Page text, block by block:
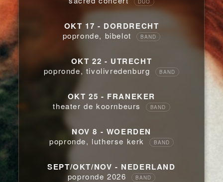
DUO
OKT 17 - DORDRECHT
popronde, bibelot BAND
OKT 22 - UTRECHT
popronde, tivolivredenburg BAND
OKT 25 - FRANEKER
theater de koornbeurs BAND
NOV 8 - WOERDEN
popronde, lutherse kerk BAND
SEPT/OKT/NOV - NEDERLAND
popronde 2026 BAND